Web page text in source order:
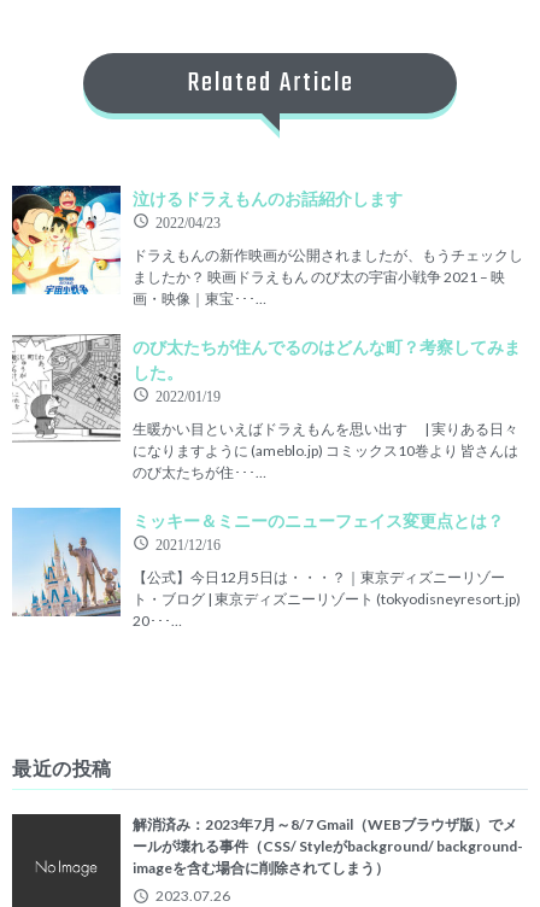
Related Article
泣けるドラえもんのお話紹介します
2022/04/23
ドラえもんの新作映画が公開されましたが、もうチェックし
ましたか？ 映画ドラえもん のび太の宇宙小戦争 2021 – 映
画・映像｜東宝･･･…
のび太たちが住んでるのはどんな町？考察してみま
した。
2022/01/19
生暖かい目といえばドラえもんを思い出す | 実りある日々
になりますように (ameblo.jp) コミックス10巻より 皆さんは
のび太たちが住･･･…
ミッキー＆ミニーのニューフェイス変更点とは？
2021/12/16
【公式】今日12月5日は・・・？｜東京ディズニーリゾー
ト・ブログ | 東京ディズニーリゾート (tokyodisneyresort.jp)
20･･･…
最近の投稿
解消済み：2023年7月～8/7 Gmail（WEBブラウザ版）でメ
ールが壊れる事件（CSS/ Styleがbackground/ background-
imageを含む場合に削除されてしまう）
2023.07.26